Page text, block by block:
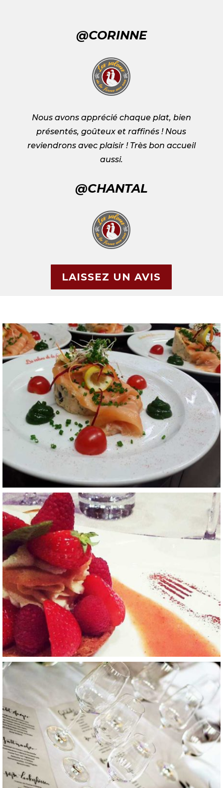
@CORINNE
Nous avons apprécié chaque plat, bien
présentés, goûteux et raffinés ! Nous
reviendrons avec plaisir ! Très bon accueil
aussi.
@CHANTAL
LAISSEZ UN AVIS